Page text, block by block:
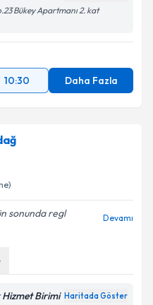
Bükey Apartmanı 2. kat
10:30 Daha Fazla
sonunda regl
Devamı
Hizmet Birimi Haritada Göster